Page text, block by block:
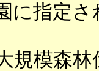
に指定
規模森